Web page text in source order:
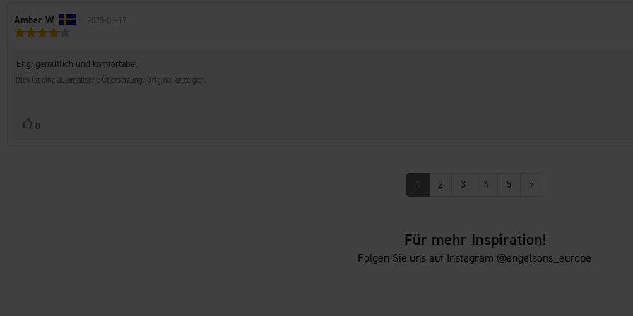
Autor
der
Amber W • Bewertungsdatum:
2025-03-17
5
Sternen
Rezensionstext:
Eng, gemütlich und komfortabel
Dies ist eine automatische Übersetzung. Original anzeigen.
Stimme
0
1 2 3 4 5 »
Für mehr Inspiration!
Folgen Sie uns auf Instagram @engelsons_europe